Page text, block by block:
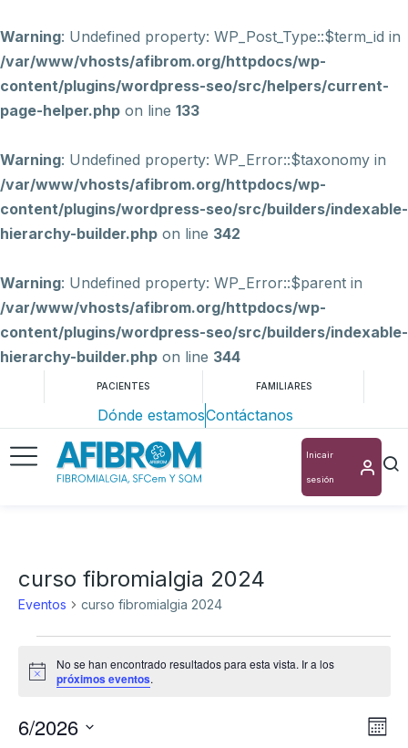
Warning: Undefined property: WP_Post_Type::$term_id in
/var/www/vhosts/afibrom.org/httpdocs/wp-
content/plugins/wordpress-seo/src/helpers/current-
page-helper.php on line 133
Warning: Undefined property: WP_Error::$taxonomy in
/var/www/vhosts/afibrom.org/httpdocs/wp-
content/plugins/wordpress-seo/src/builders/indexable-
hierarchy-builder.php on line 342
Warning: Undefined property: WP_Error::$parent in
/var/www/vhosts/afibrom.org/httpdocs/wp-
content/plugins/wordpress-seo/src/builders/indexable-
hierarchy-builder.php on line 344
PACIENTES FAMILIARES
Dónde estamosContáctanos
Inicair
sesión
curso fibromialgia 2024
Eventos curso fibromialgia 2024
Aviso
No se han encontrado resultados para esta vista. Ir a los
próximos eventos.
Mes
6/2026